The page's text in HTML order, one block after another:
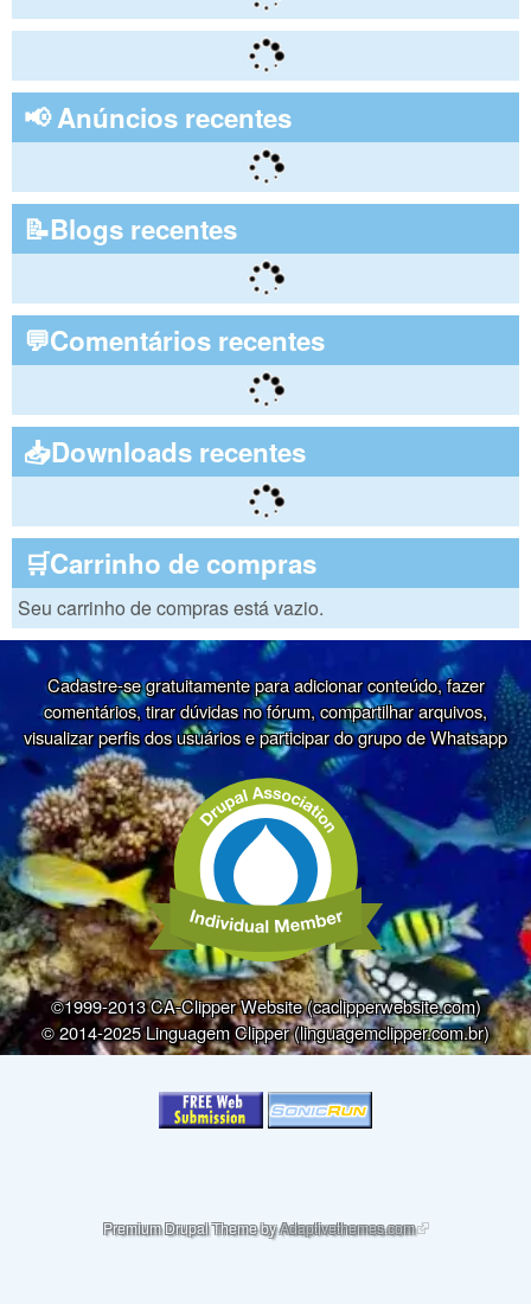
📢 Anúncios recentes
📝Blogs recentes
💬Comentários recentes
📥Downloads recentes
🛒Carrinho de compras
Seu carrinho de compras está vazio.
Cadastre-se gratuitamente para adicionar conteúdo, fazer
comentários, tirar dúvidas no fórum, compartilhar arquivos,
visualizar perfis dos usuários e participar do grupo de Whatsapp
©1999-2013 CA-Clipper Website (caclipperwebsite.com)
© 2014-2025 Linguagem Clipper (linguagemclipper.com.br)
Premium Drupal Theme byAdaptivethemes.com(link is external)